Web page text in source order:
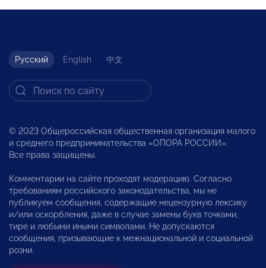
Русский English 中文
© 2023 Общероссийская общественная организация малого
и среднего предпринимательства «ОПОРА РОССИИ».
Все права защищены.
Комментарии на сайте проходят модерацию. Согласно
требованиям российского законодательства, мы не
публикуем сообщения, содержащие нецензурную лексику
и/или оскорбления, даже в случае замены букв точками,
тире и любыми иными символами. Не допускаются
сообщения, призывающие к межнациональной и социальной
розни.